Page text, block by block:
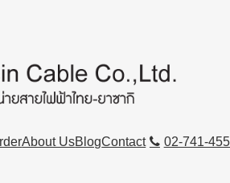
About UsBlogContact 02-741-